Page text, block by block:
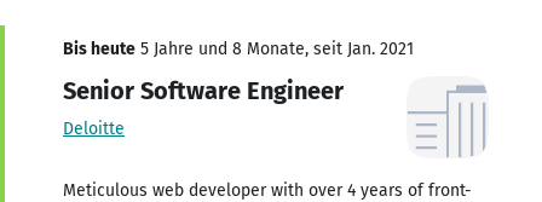
Bis heute 5 Jahre und 8 Monate, seit Jan. 2021
Senior Software Engineer
Deloitte
Meticulous web developer with over 4 years of front-